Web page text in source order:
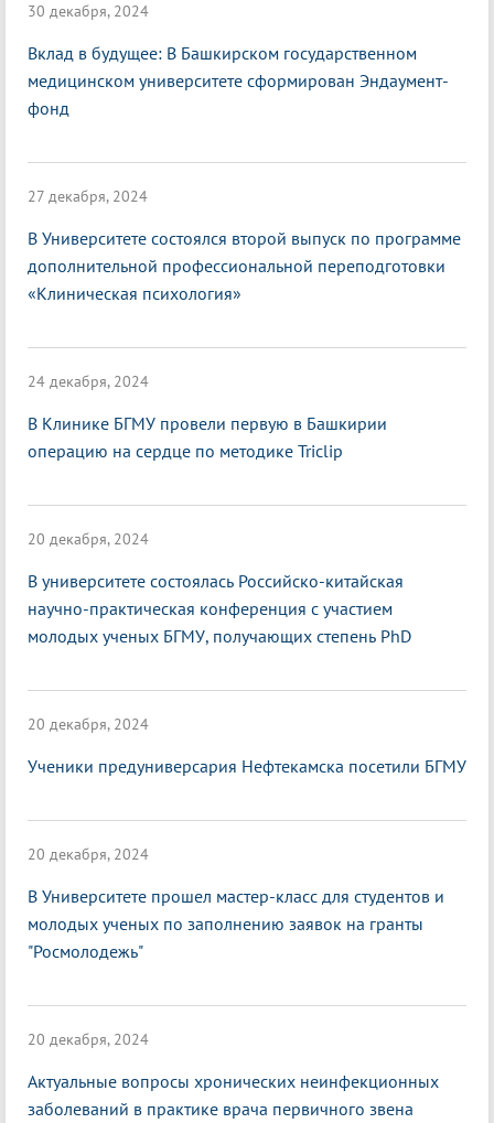
30 декабря, 2024
Вклад в будущее: В Башкирском государственном
медицинском университете сформирован Эндаумент-
фонд
27 декабря, 2024
В Университете состоялся второй выпуск по программе
дополнительной профессиональной переподготовки
«Клиническая психология»
24 декабря, 2024
В Клинике БГМУ провели первую в Башкирии
операцию на сердце по методике Triclip
20 декабря, 2024
В университете состоялась Российско-китайская
научно-практическая конференция с участием
молодых ученых БГМУ, получающих степень PhD
20 декабря, 2024
Ученики предуниверсария Нефтекамска посетили БГМУ
20 декабря, 2024
В Университете прошел мастер-класс для студентов и
молодых ученых по заполнению заявок на гранты
"Росмолодежь"
20 декабря, 2024
Актуальные вопросы хронических неинфекционных
заболеваний в практике врача первичного звена